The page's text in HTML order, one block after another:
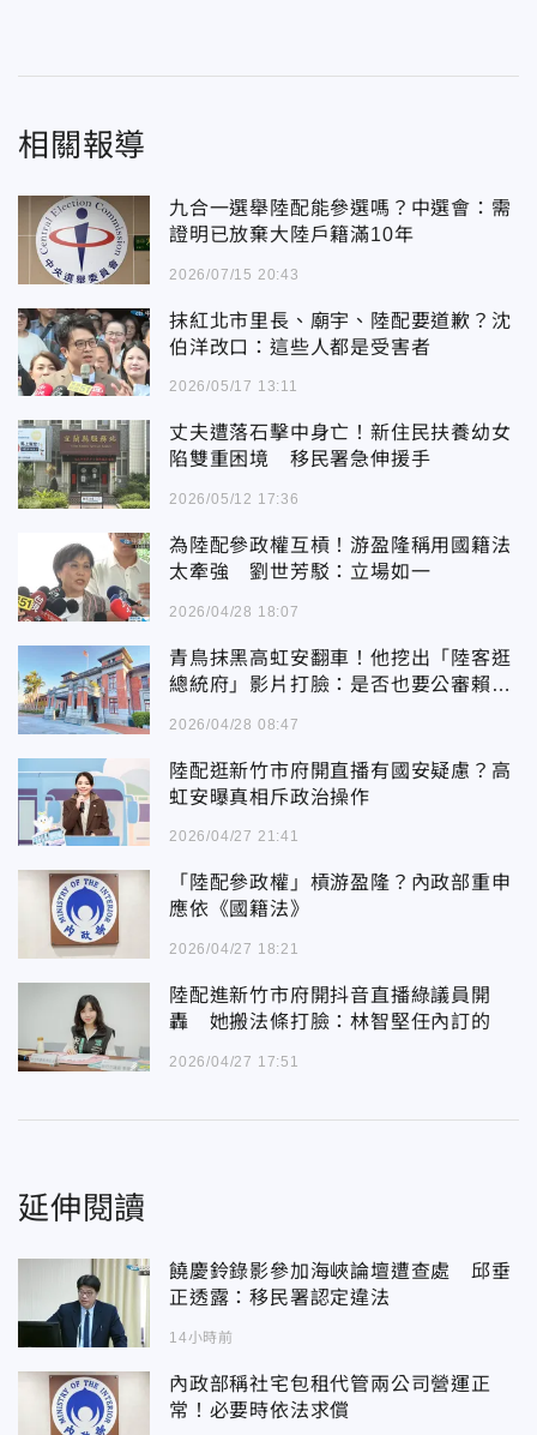
相關報導
九合一選舉陸配能參選嗎？中選會：需
證明已放棄大陸戶籍滿10年
2026/07/15 20:43
抹紅北市里長、廟宇、陸配要道歉？沈
伯洋改口：這些人都是受害者
2026/05/17 13:11
丈夫遭落石擊中身亡！新住民扶養幼女
陷雙重困境 移民署急伸援手
2026/05/12 17:36
為陸配參政權互槓！游盈隆稱用國籍法
太牽強 劉世芳駁：立場如一
2026/04/28 18:07
青鳥抹黑高虹安翻車！他挖出「陸客逛
總統府」影片打臉：是否也要公審賴清
2026/04/28 08:47
陸配逛新竹市府開直播有國安疑慮？高
虹安曝真相斥政治操作
2026/04/27 21:41
「陸配參政權」槓游盈隆？內政部重申
應依《國籍法》
2026/04/27 18:21
陸配進新竹市府開抖音直播綠議員開
轟 她搬法條打臉：林智堅任內訂的
2026/04/27 17:51
延伸閱讀
饒慶鈴錄影參加海峽論壇遭查處 邱垂
正透露：移民署認定違法
14小時前
內政部稱社宅包租代管兩公司營運正
常！必要時依法求償